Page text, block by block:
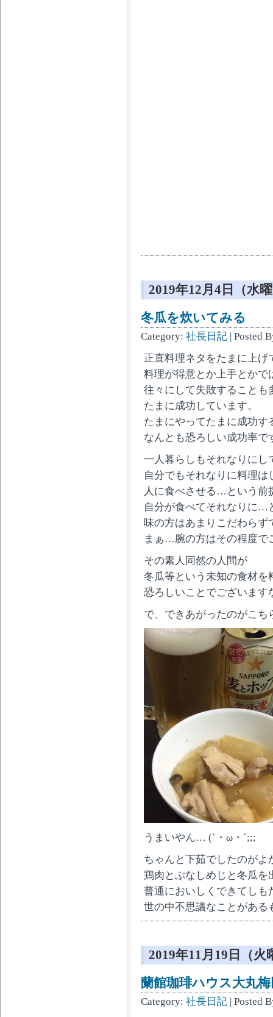
2019年12月4日（水
冬瓜を炊いてみる
Category: 社長日記 | Posted
正直料理ネタをたまに上げ
料理が得意とか上手とかで
往々にして失敗することも
たまに成功しています。
たまにやってたまに成功
なんとも恐ろしい成功率で
一人暮らしもそれなりにし
自分でもそれなりに料理は
人に食べさせる…という前
自分が食べてそれなりに…
味の方はあまりこだわらず
まぁ…腕の方はその程度で
その素人同然の人間が
冬瓜等という未知の食材
恐ろしいことでございます
で、できあがったのがこち
うまいやん… (`・ω・´;;;
ちゃんと下茹でしたのがよ
鶏肉とぶなしめじと冬瓜を
普通においしくできてしも
世の中不思議なことがある
2019年11月19日（火
蘭館珈琲ハウス大丸
Category: 社長日記 | Posted